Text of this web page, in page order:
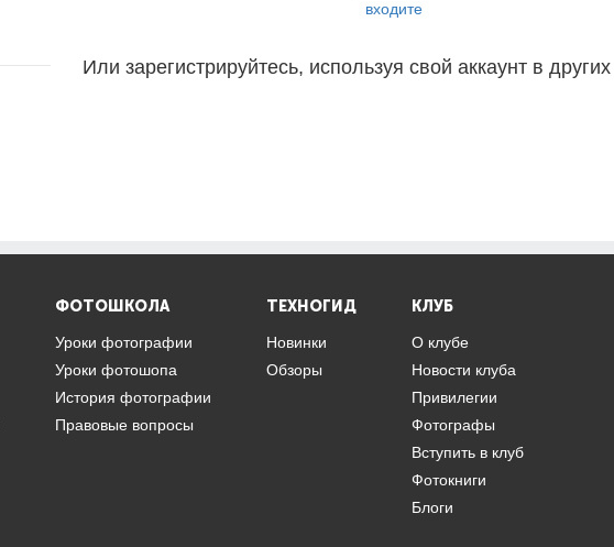
входите
Или зарегистрируйтесь, используя свой аккаунт в
ФОТОШКОЛА
Уроки фотографии
Уроки фотошопа
История фотографии
Правовые вопросы
ТЕХНОГИД
Новинки
Обзоры
КЛУБ
О клубе
Новости клуба
Привилегии
Фотографы
Вступить в клуб
Фотокниги
Блоги